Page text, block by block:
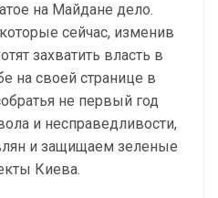
на Майдане дело.
сейчас, изменив
захватить власть в
на своей странице в
не первый год
и несправедливости,
и защищаем зеленые
Киева.